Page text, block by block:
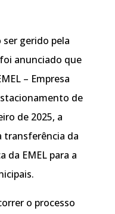
gerido pela
anunciado que
– Empresa
de
de 2025, a
transferência da
da EMEL para a
o processo